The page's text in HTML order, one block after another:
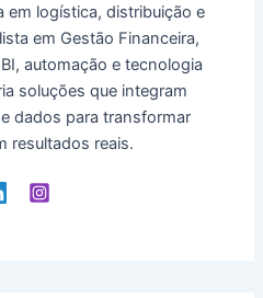
em logística, distribuição e
em Gestão Financeira,
automação e tecnologia
soluções que integram
dados para transformar
resultados reais.